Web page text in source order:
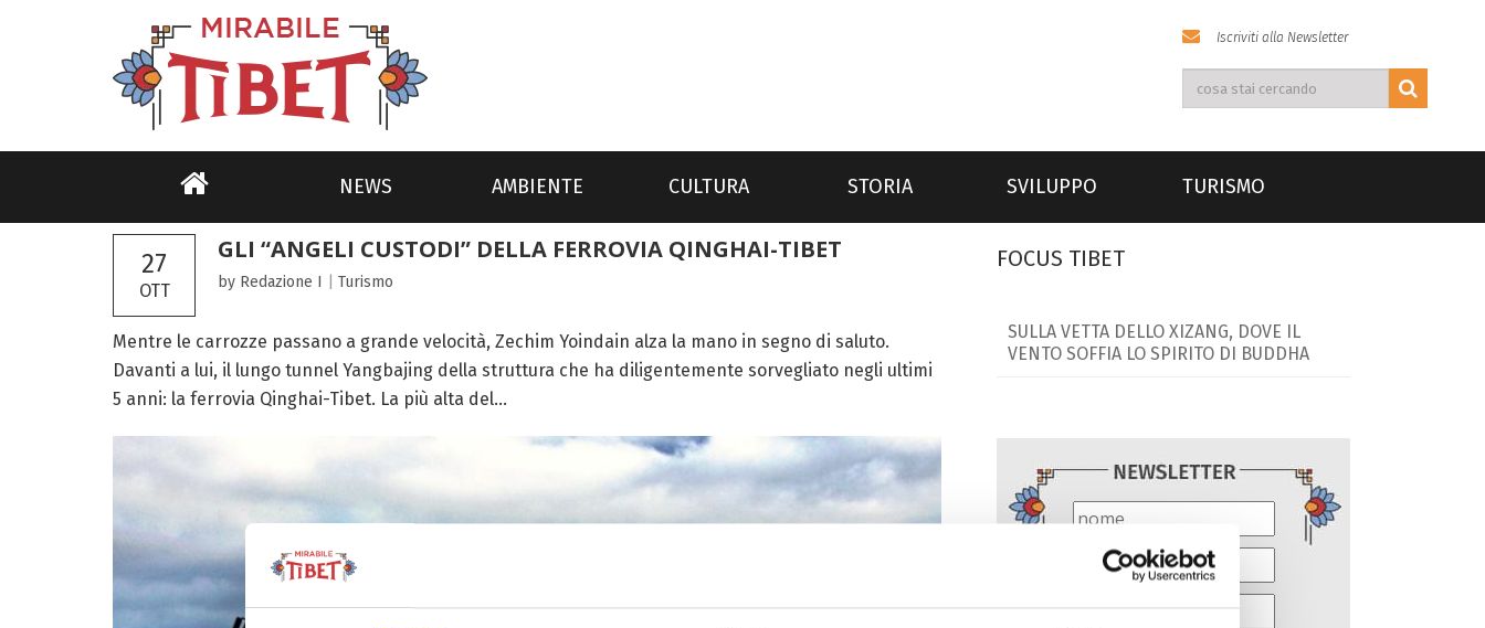
Iscriviti alla Newsletter
NEWS AMBIENTE CULTURA STORIA SVILUPPO TURISMO
27
OTT
GLI “ANGELI CUSTODI” DELLA FERROVIA QINGHAI-TIBET
by Redazione I Turismo
Mentre le carrozze passano a grande velocità, Zechim Yoindain alza la mano in segno di saluto.
Davanti a lui, il lungo tunnel Yangbajing della struttura che ha diligentemente sorvegliato negli ultimi
5 anni: la ferrovia Qinghai-Tibet. La più alta del...
FOCUS TIBET
SULLA VETTA DELLO XIZANG, DOVE IL
VENTO SOFFIA LO SPIRITO DI BUDDHA